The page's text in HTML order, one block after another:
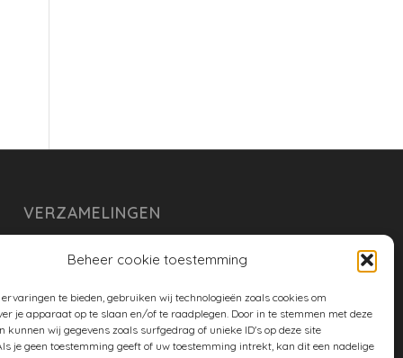
Beheer cookie toestemming
te bieden, gebruiken wij technologieën zoals cookies om
je apparaat op te slaan en/of te raadplegen. Door in te stemmen met deze
kunnen wij gegevens zoals surfgedrag of unieke ID's op deze site
je geen toestemming geeft of uw toestemming intrekt, kan dit een nadelige
VERZAMELINGEN
huishouden
spreekwoorden en gezegden